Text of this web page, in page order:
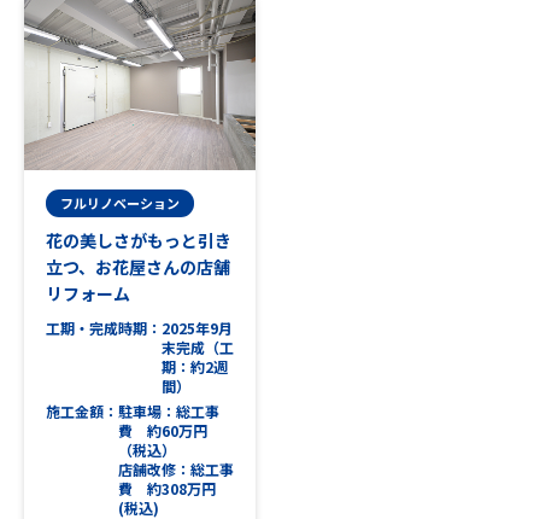
フルリノベーション
花の美しさがもっと引き
立つ、お花屋さんの店舗
リフォーム
工期・完成時期
2025年9月
末完成（工
期：約2週
間）
施工金額
駐車場：総工事
費 約60万円
（税込）
店舗改修：総工事
費 約308万円
(税込)